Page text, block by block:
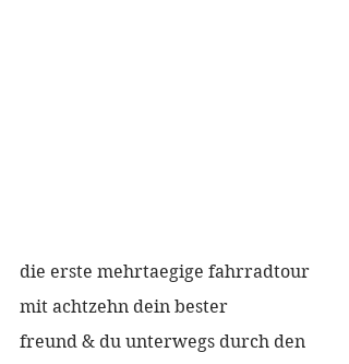
die erste mehrtaegige fahrradtour
mit achtzehn dein bester
freund & du unterwegs durch den